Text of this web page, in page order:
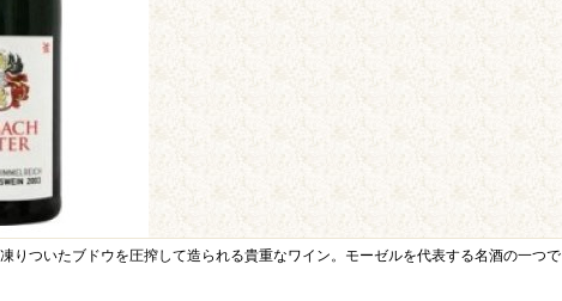
りついたブドウを圧搾して造られる貴重なワイン。モーゼルを代表する名酒の一つで